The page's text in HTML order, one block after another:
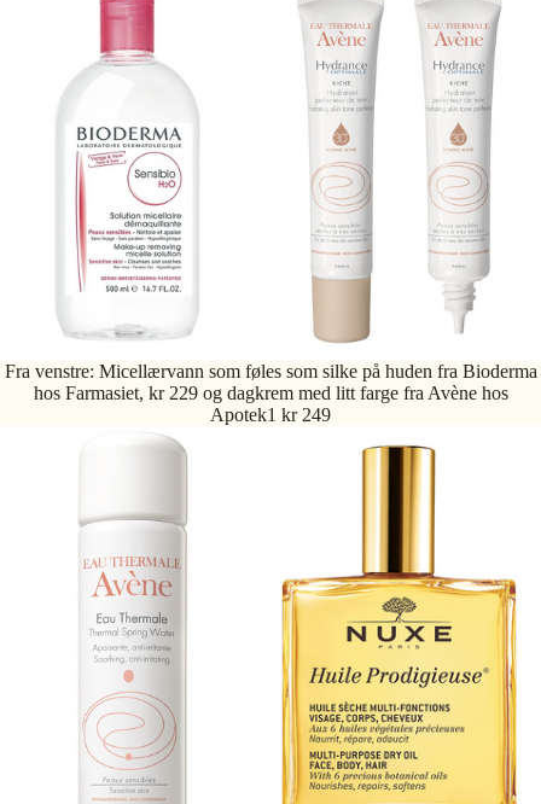
Fra venstre: Micellærvann som føles som silke på huden fra Bioderma
hos Farmasiet, kr 229 og dagkrem med litt farge fra Avène hos
Apotek1 kr 249